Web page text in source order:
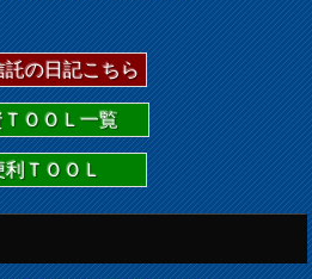
託の日記こちら
ＯＯＬ一覧
ＴＯＯＬ